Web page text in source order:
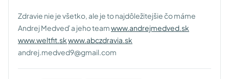
Zdravie nie je všetko, ale je to najdôležitejšie čo máme
Andrej Medveď a jeho teamwww.andrejmedved.sk
www.weltfit.skwww.abczdravia.sk
andrej.medved9@gmail.com